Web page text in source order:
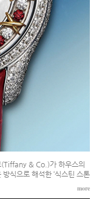
(Tiffany & Co.)가 하우스의
식으로 해석한 ‘식스틴 스톤
Ruby Watch)’를 선보였more